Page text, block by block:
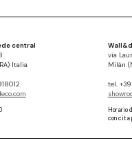
central
Italia
via
Milán
tel.
Horario
con cita